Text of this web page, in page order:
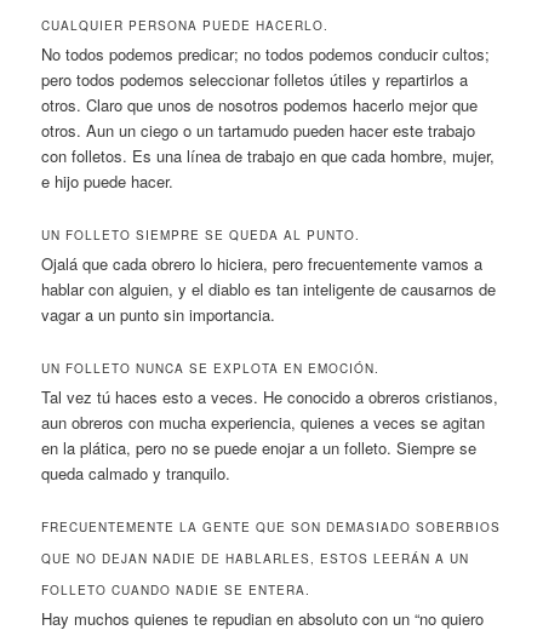
CUALQUIER PERSONA PUEDE HACERLO.
No todos podemos predicar; no todos podemos conducir cultos;
pero todos podemos seleccionar folletos útiles y repartirlos a
otros. Claro que unos de nosotros podemos hacerlo mejor que
otros. Aun un ciego o un tartamudo pueden hacer este trabajo
con folletos. Es una línea de trabajo en que cada hombre, mujer,
e hijo puede hacer.
UN FOLLETO SIEMPRE SE QUEDA AL PUNTO.
Ojalá que cada obrero lo hiciera, pero frecuentemente vamos a
hablar con alguien, y el diablo es tan inteligente de causarnos de
vagar a un punto sin importancia.
UN FOLLETO NUNCA SE EXPLOTA EN EMOCIÓN.
Tal vez tú haces esto a veces. He conocido a obreros cristianos,
aun obreros con mucha experiencia, quienes a veces se agitan
en la plática, pero no se puede enojar a un folleto. Siempre se
queda calmado y tranquilo.
FRECUENTEMENTE LA GENTE QUE SON DEMASIADO SOBERBIOS
QUE NO DEJAN NADIE DE HABLARLES, ESTOS LEERÁN A UN
FOLLETO CUANDO NADIE SE ENTERA.
Hay muchos quienes te repudian en absoluto con un “no quiero